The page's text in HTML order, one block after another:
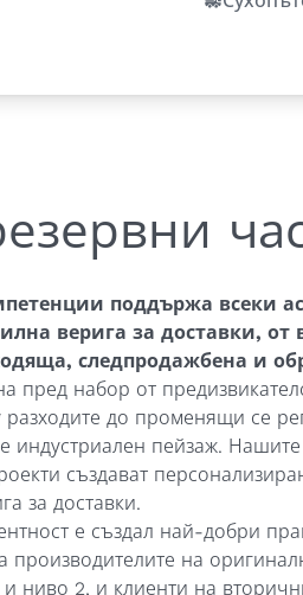
поддържа всеки
верига за доставки, от
следпродажбена и
пред набор от
до променящи се
индустриален пейзаж.
създават
за доставки.
е създал най-добри
производителите на
ниво 2, и клиенти на